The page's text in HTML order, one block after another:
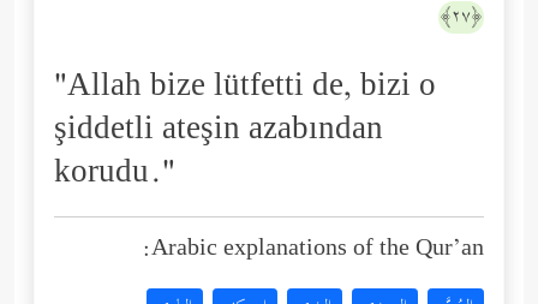
﴿٢٧﴾
"Allah bize lütfetti de, bizi o
şiddetli ateşin azabından
korudu."
Arabic explanations of the Qur’an: